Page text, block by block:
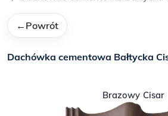
← Powrót
Dachówka cementowa Bałtycka
Brazowy Cisar